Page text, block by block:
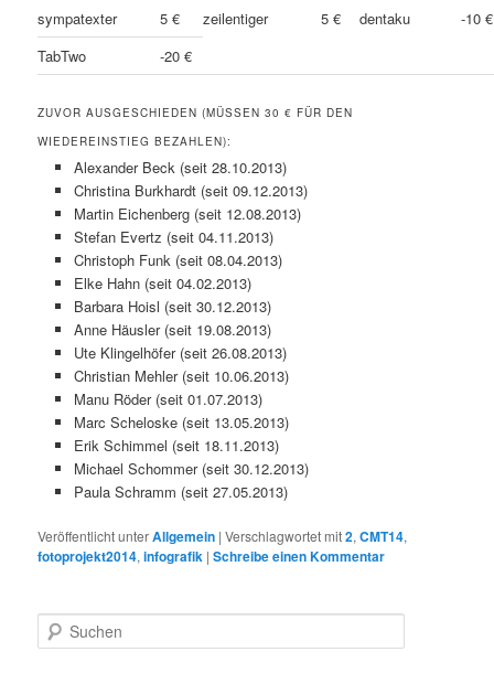
sympatexter
5 € zeilentiger 5 € dentaku
-10 €
TabTwo
-20 €
ZUVOR AUSGESCHIEDEN (MÜSSEN 30 € FÜR DEN
WIEDEREINSTIEG BEZAHLEN):
Alexander Beck (seit 28.10.2013)
Christina Burkhardt (seit 09.12.2013)
Martin Eichenberg (seit 12.08.2013)
Stefan Evertz (seit 04.11.2013)
Christoph Funk (seit 08.04.2013)
Elke Hahn (seit 04.02.2013)
Barbara Hoisl (seit 30.12.2013)
Anne Häusler (seit 19.08.2013)
Ute Klingelhöfer (seit 26.08.2013)
Christian Mehler (seit 10.06.2013)
Manu Röder (seit 01.07.2013)
Marc Scheloske (seit 13.05.2013)
Erik Schimmel (seit 18.11.2013)
Michael Schommer (seit 30.12.2013)
Paula Schramm (seit 27.05.2013)
Veröffentlicht unterAllgemein |Verschlagwortet mit2,CMT14,
fotoprojekt2014,infografik |Schreibe einen Kommentar
u